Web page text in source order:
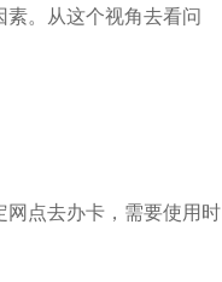
。从这个视角去看问
点去办卡，需要使用时